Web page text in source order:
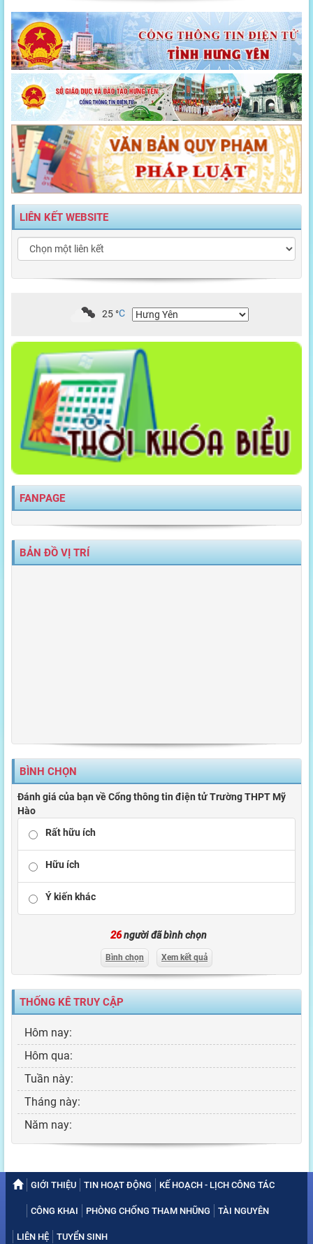
LIÊN KẾT WEBSITE
25°C
FANPAGE
BẢN ĐỒ VỊ TRÍ
BÌNH CHỌN
Đánh giá của bạn về Cổng thông tin điện tử Trường THPT Mỹ
Hào
Rất hữu ích
Hữu ích
Ý kiến khác
26người đã bình chọn
Bình chọn Xem kết quả
THỐNG KÊ TRUY CẬP
Hôm nay:
Hôm qua:
Tuần này:
Tháng này:
Năm nay:
GIỚI THIỆU TIN HOẠT ĐỘNG KẾ HOẠCH - LỊCH CÔNG TÁC
CÔNG KHAI PHÒNG CHỐNG THAM NHŨNG TÀI NGUYÊN
LIÊN HỆ TUYỂN SINH